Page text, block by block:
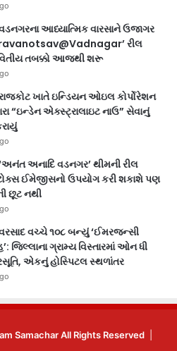
આધ્યાત્મિક વારસાને ઉજાગર
રીલ
તબક્કો આજથી શરૂ
ખાતે ઇન્ડિયન ઓઇલ કોર્પોરેશન
“ઇન્ડેન એક્સ્ટ્રાલાઇટ નાઉ” સેવાનું
અનાદિ વડનગર’ થીમની રીલ
ઈમેજીસનો ઉપયોગ કરી શકાશે પણ
છૂટ નથી
વચ્ચે ૧૦૮ બન્યું ‘ઈમરજન્સી
જિલ્લાના ગ્રામ્ય વિસ્તારમાં ઓન ધી
એકનું હોસ્પિટલ સ્થળાંતર
Samachar All Rights Reserved